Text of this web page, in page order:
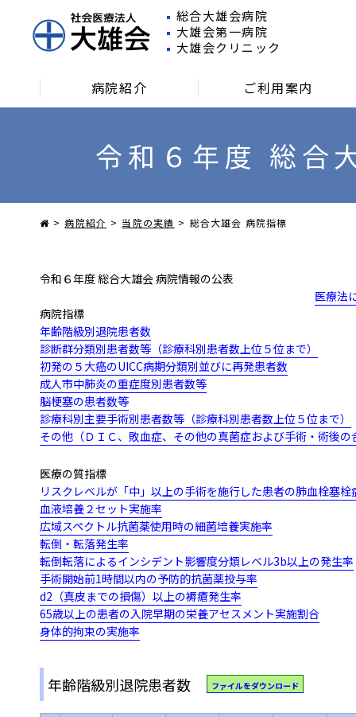
総合大雄会病院
大雄会第一病院
大雄会クリニック
病院紹介 ご利用案内
令和６年度 総合
病院紹介 当院の実績 総合大雄会 病院指標
令和６年度総合大雄会病院情報の公表
医療法
病院指標
年齢階級別退院患者数
診断群分類別患者数等（診療科別患者数上位５位まで）
初発の５大癌のUICC病期分類別並びに再発患者数
成人市中肺炎の重症度別患者数等
脳梗塞の患者数等
診療科別主要手術別患者数等（診療科別患者数上位５位まで）
その他（ＤＩＣ、敗血症、その他の真菌症および手術・術後
医療の質指標
リスクレベルが「中」以上の手術を施行した患者の肺血栓塞
血液培養２セット実施率
広域スペクトル抗菌薬使用時の細菌培養実施率
転倒・転落発生率
転倒転落によるインシデント影響度分類レベル3b以上の発生率
手術開始前1時間以内の予防的抗菌薬投与率
d2（真皮までの損傷）以上の褥瘡発生率
65歳以上の患者の入院早期の栄養アセスメント実施割合
身体的拘束の実施率
年齢階級別退院患者数 ファイルをダウンロード